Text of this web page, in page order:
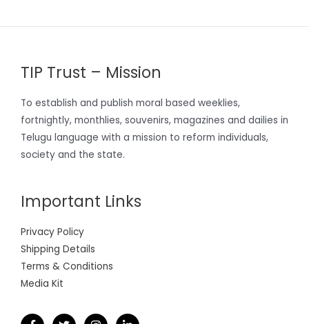
TIP Trust – Mission
To establish and publish moral based weeklies,
fortnightly, monthlies, souvenirs, magazines and dailies in
Telugu language with a mission to reform individuals,
society and the state.
Important Links
Privacy Policy
Shipping Details
Terms & Conditions
Media Kit